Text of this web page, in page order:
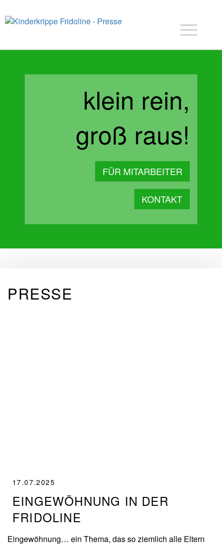
klein rein,
groß raus!
FÜR MITARBEITER
KONTAKT
PRESSE
17.07.2025
EINGEWÖHNUNG IN DER
FRIDOLINE
Eingewöhnung… ein Thema, das so ziemlich alle Eltern